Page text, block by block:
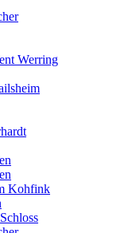
Werring
Kohfink